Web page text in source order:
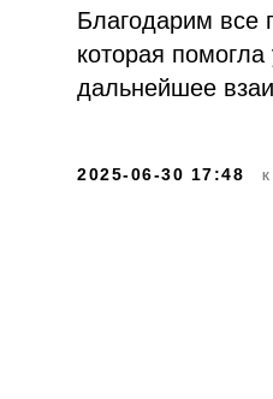
Благодарим все
которая
дальнейшее
2025-06-30 17:48